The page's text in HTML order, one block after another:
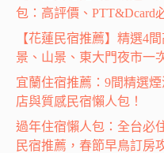
包：高評價、PTT&Dcard
【花蓮民宿推薦】精選4
景、山景、東大門夜市一
宜蘭住宿推薦：9間精選
店與質感民宿懶人包！
過年住宿懶人包：全台必
民宿推薦，春節早鳥訂房